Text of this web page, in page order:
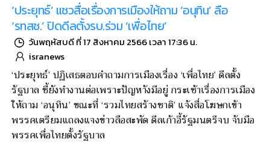
‘ประยุทธ์’ แซวสื่อเรื่องการเมืองให้ถาม ‘อนุทิน’ ลือ
‘รทสช.’ ปิดดีลตั้งรบ.ร่วม ‘เพื่อไทย’
วันพฤหัสบดี ที่ 17 สิงหาคม 2566 เวลา 17:36 น.
isranews
‘ประยุทธ์’ ปฏิเสธตอบคำถามการเมืองเรื่อง ‘เพื่อไทย’ ดีลตั้ง
รัฐบาล ชี้ยังทำงานต่อเพราะปัญหาังมีอยู่ กระเซ้าเรื่องการเมือง
ให้ถาม ‘อนุทิน’ ขณะที่ ‘รวมไทยสร้างชาติ’ แจ้งสื่อโฆษกเข้า
พรรคเตรียมแถลงแจงข่าวลือสะพัด ดีลเก้าอี้รัฐมนตรีจบ จับมือ
พรรคเพื่อไทยตั้งรัฐบาล